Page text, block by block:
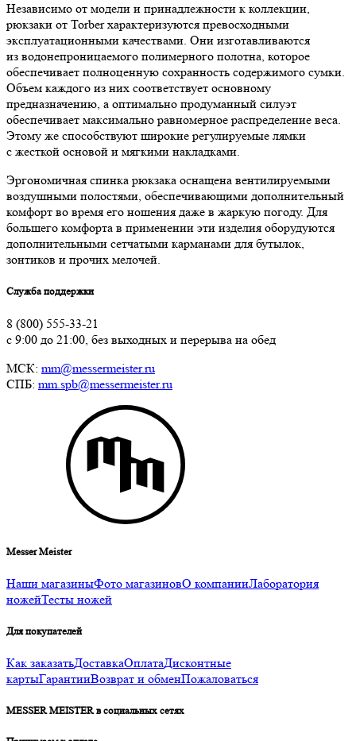
Независимо от модели и принадлежности к коллекции,
рюкзаки от Torber характеризуются превосходными
эксплуатационными качествами. Они изготавливаются
из водонепроницаемого полимерного полотна, которое
обеспечивает полноценную сохранность содержимого сумки.
Объем каждого из них соответствует основному
предназначению, а оптимально продуманный силуэт
обеспечивает максимально равномерное распределение веса.
Этому же способствуют широкие регулируемые лямки
с жесткой основой и мягкими накладками.
Эргономичная спинка рюкзака оснащена вентилируемыми
воздушными полостями, обеспечивающими дополнительный
комфорт во время его ношения даже в жаркую погоду. Для
большего комфорта в применении эти изделия оборудуются
дополнительными сетчатыми карманами для бутылок,
зонтиков и прочих мелочей.
Служба поддержки
8 (800) 555-33-21
с 9:00 до 21:00, без выходных и перерыва на обед
МСК: mm@messermeister.ru
СПБ: mm.spb@messermeister.ru
Messer Meister
Наши магазиныФото магазиновО компанииЛаборатория
ножейТесты ножей
Для покупателей
Как заказатьДоставкаОплатаДисконтные
картыГарантииВозврат и обменПожаловаться
MESSER MEISTER в социальных сетях